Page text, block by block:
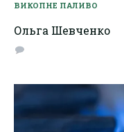
ВИКОПНЕ ПАЛИВО
Ольга Шевченко